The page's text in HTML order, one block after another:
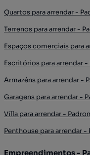
Quartos para arrendar -
Terrenos para arrendar -
Espaços comerciais para
Escritórios para arrendar -
Armazéns para arrendar -
Garagens para arrendar -
Villa para arrendar -
Penthouse para arrendar -
Empreendimentos -